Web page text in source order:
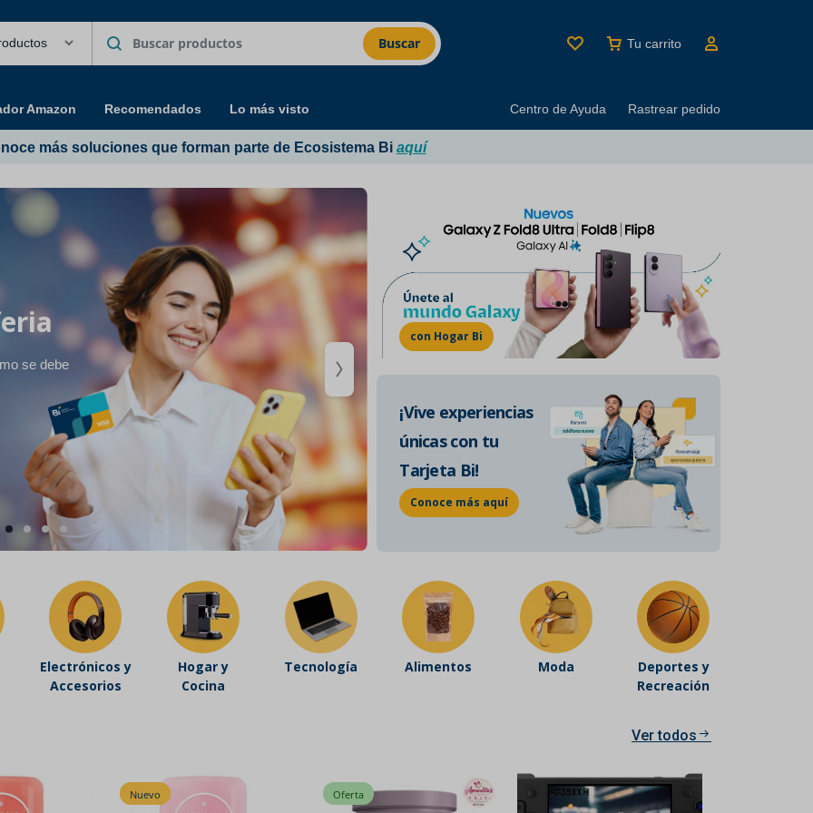
Buscar Tu carrito
Amazon Recomendados Lo más visto Centro de Ayuda Rastrear pedido
más soluciones que forman parte de Ecosistema Bi aquí
Los mejores productos
del buen beber
Marcas con décadas
de historia auténtica.
con Hogar Bi
¡Vive experiencias
únicas con tu
Tarjeta Bi!
Conoce más aquí
Electrónicos y
Accesorios
Hogar y
Cocina
Tecnología Alimentos Moda
Deportes y
Recreación
Ver todos
Oferta